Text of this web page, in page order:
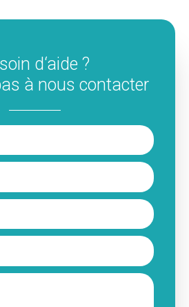
d‘aide ?
à nous contacter